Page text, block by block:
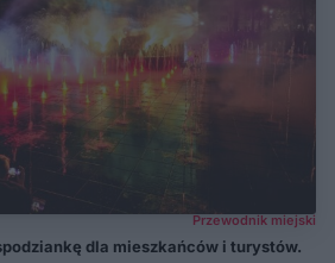
Przewodnik miejski
dla mieszkańców i turystów.